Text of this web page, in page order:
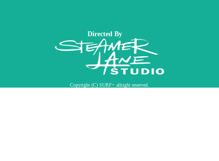
Directed By
Copyright (C) SURF+ allright reserved.